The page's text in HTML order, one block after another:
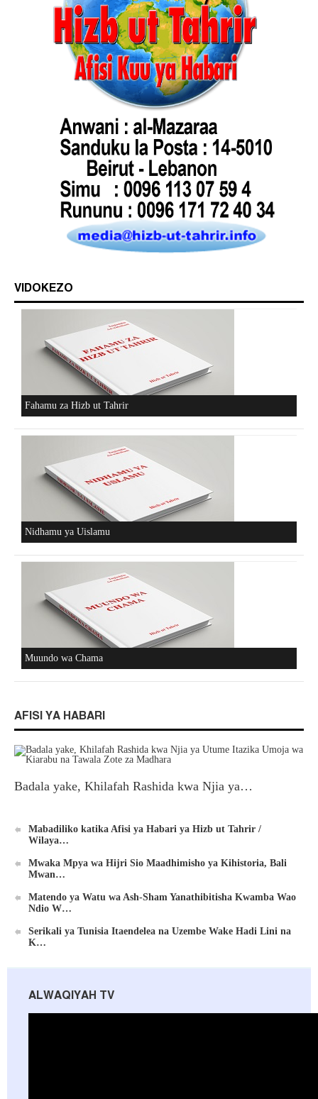
VIDOKEZO
Fahamu za Hizb ut Tahrir
Nidhamu ya Uislamu
Muundo wa Chama
AFISI YA HABARI
Badala yake, Khilafah Rashida kwa Njia ya…
Mabadiliko katika Afisi ya Habari ya Hizb ut Tahrir /
Wilaya…
Mwaka Mpya wa Hijri Sio Maadhimisho ya Kihistoria, Bali
Mwan…
Matendo ya Watu wa Ash-Sham Yanathibitisha Kwamba Wao
Ndio W…
Serikali ya Tunisia Itaendelea na Uzembe Wake Hadi Lini na
K…
ALWAQIYAH TV